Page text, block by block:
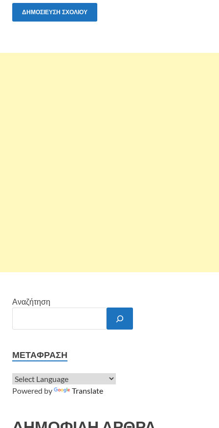
Αναζήτηση
ΜΕΤΆΦΡΑΣΗ
Powered by Translate